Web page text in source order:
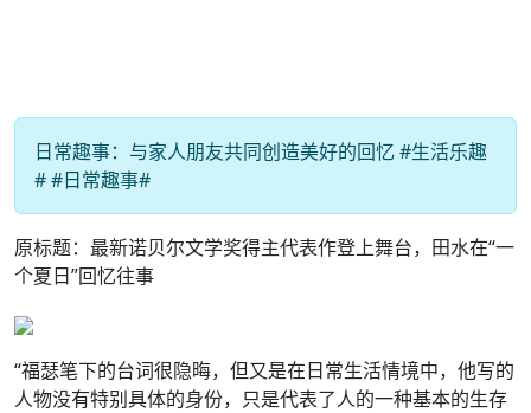
日常趣事：与家人朋友共同创造美好的回忆 #生活乐趣
# #日常趣事#
原标题：最新诺贝尔文学奖得主代表作登上舞台，田水在“一
个夏日”回忆往事
“福瑟笔下的台词很隐晦，但又是在日常生活情境中，他写的
人物没有特别具体的身份，只是代表了人的一种基本的生存